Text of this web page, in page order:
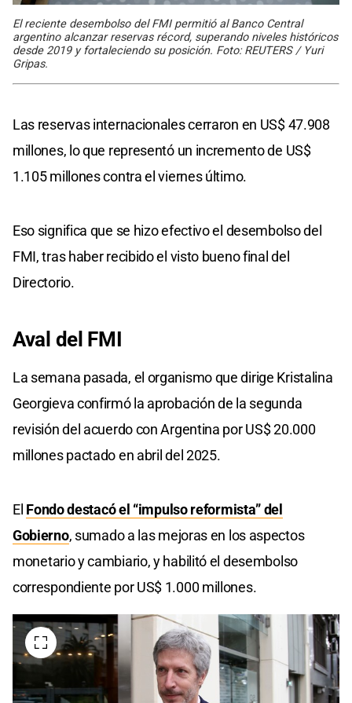
El reciente desembolso del FMI permitió al Banco Central
argentino alcanzar reservas récord, superando niveles históricos
desde 2019 y fortaleciendo su posición. Foto: REUTERS / Yuri
Gripas.
Las reservas internacionales cerraron en US$ 47.908
millones, lo que representó un incremento de US$
1.105 millones contra el viernes último.
Eso significa que se hizo efectivo el desembolso del
FMI, tras haber recibido el visto bueno final del
Directorio.
Aval del FMI
La semana pasada, el organismo que dirige Kristalina
Georgieva confirmó la aprobación de la segunda
revisión del acuerdo con Argentina por US$ 20.000
millones pactado en abril del 2025.
El Fondo destacó el “impulso reformista” del
Gobierno, sumado a las mejoras en los aspectos
monetario y cambiario, y habilitó el desembolso
correspondiente por US$ 1.000 millones.